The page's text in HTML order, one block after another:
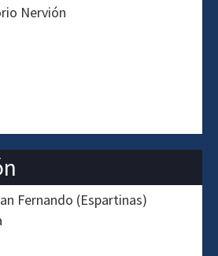
Nervión
Fernando (Espartinas)